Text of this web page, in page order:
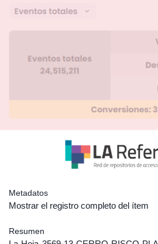
Metadatos
Mostrar el registro completo del ítem
Resumen